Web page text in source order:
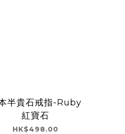
半貴石戒指-Ruby
紅寶石
HK$498.00